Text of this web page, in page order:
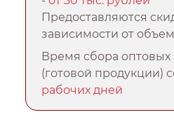
Предоставляются
зависимости от
Время сбора оптовых
(готовой продукции)
рабочих дней